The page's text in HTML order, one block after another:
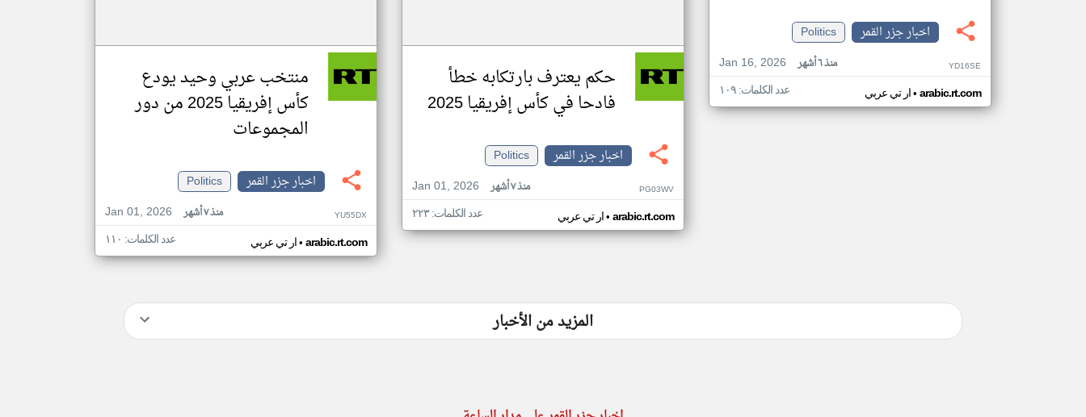
اخبار جزر القمر
Politics
Jan 16, 2026
منذ ٦ أشهر YD16SE
ار تي عربي• arabic.rt.com عدد الكلمات: ١٠٩
حكم يعترف بارتكابه خطأ
فادحا في كأس إفريقيا 2025
اخبار جزر القمر
Politics
Jan 01, 2026
منذ ٧ أشهر PG03WV
ار تي عربي• arabic.rt.com عدد الكلمات: ٢٢٣
منتخب عربي وحيد يودع
كأس إفريقيا 2025 من دور
المجموعات
اخبار جزر القمر
Politics
Jan 01, 2026
منذ ٧ أشهر YU55DX
ار تي عربي• arabic.rt.com عدد الكلمات: ١١٠
المزيد من الأخبار